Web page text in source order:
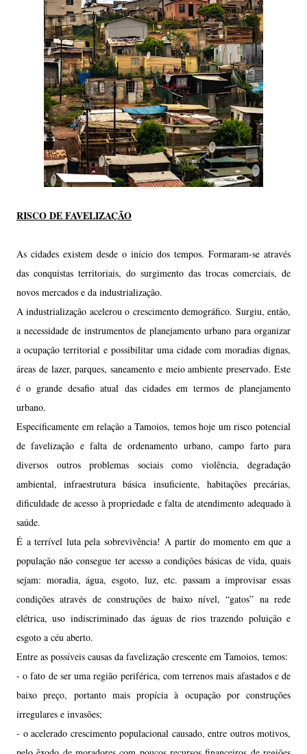
RISCO DE FAVELIZAÇÃO
As cidades existem desde o início dos tempos. Formaram-se através
das conquistas territoriais, do surgimento das trocas comerciais, de
novos mercados e da industrialização.
A industrialização acelerou o crescimento demográfico. Surgiu, então,
a necessidade de instrumentos de planejamento urbano para organizar
a ocupação territorial e possibilitar uma cidade com moradias dignas,
áreas de lazer, parques, saneamento e meio ambiente preservado. Este
é o grande desafio atual das cidades em termos de planejamento
urbano.
Especificamente em relação a Tamoios, temos hoje um risco potencial
de favelização e falta de ordenamento urbano, campo farto para
diversos outros problemas sociais como violência, degradação
ambiental, infraestrutura básica insuficiente, habitações precárias,
dificuldade de acesso à propriedade e falta de atendimento adequado à
saúde.
É a terrível luta pela sobrevivência! A partir do momento em que a
população não consegue ter acesso a condições básicas de vida, quais
sejam: moradia, água, esgoto, luz, etc. passam a improvisar essas
condições através de construções de baixo nível, “gatos” na rede
elétrica, uso indiscriminado das águas de rios trazendo poluição e
esgoto a céu aberto.
Entre as possíveis causas da favelização crescente em Tamoios, temos:
- o fato de ser uma região periférica, com terrenos mais afastados e de
baixo preço, portanto mais propícia à ocupação por construções
irregulares e invasões;
- o acelerado crescimento populacional causado, entre outros motivos,